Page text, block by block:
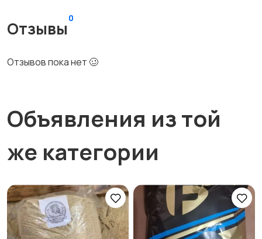
Отзывы
0
Отзывов пока нет 🥴
Объявления из той
же категории